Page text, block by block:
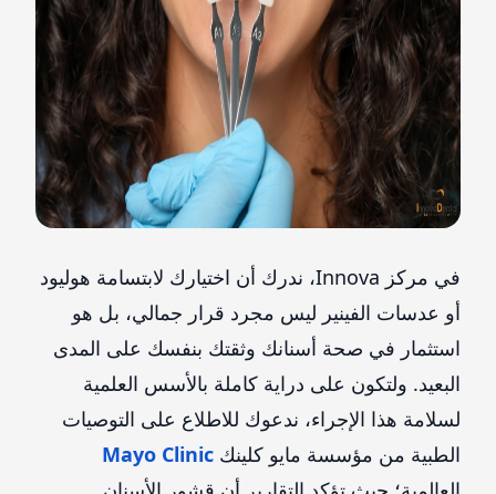
في مركز Innova، ندرك أن اختيارك لابتسامة هوليود
أو عدسات الفينير ليس مجرد قرار جمالي، بل هو
استثمار في صحة أسنانك وثقتك بنفسك على المدى
البعيد. ولتكون على دراية كاملة بالأسس العلمية
لسلامة هذا الإجراء، ندعوك للاطلاع على التوصيات
الطبية من مؤسسة مايو كلينك Mayo Clinic